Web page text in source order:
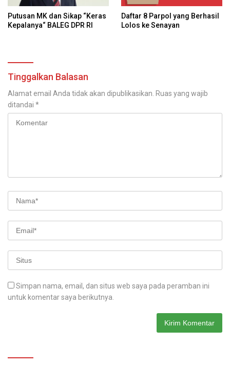
Putusan MK dan Sikap “Keras
Kepalanya“ BALEG DPR RI
Daftar 8 Parpol yang Berhasil
Lolos ke Senayan
Tinggalkan Balasan
Alamat email Anda tidak akan dipublikasikan. Ruas yang wajib
ditandai *
Simpan nama, email, dan situs web saya pada peramban ini
untuk komentar saya berikutnya.